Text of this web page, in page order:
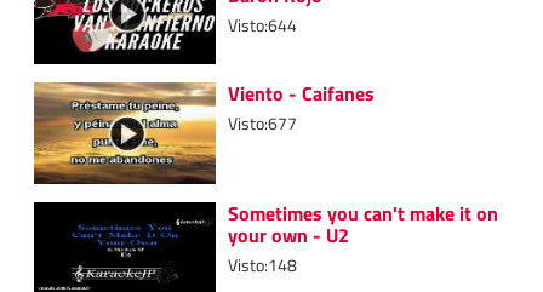
Visto:644
Viento - Caifanes
Visto:677
Sometimes you can't make it on
your own - U2
Visto:148